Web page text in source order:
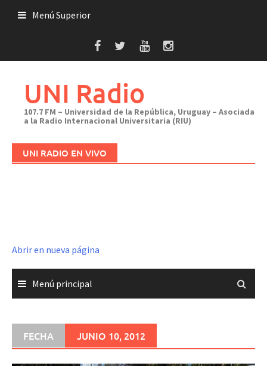
Menú Superior
UNI Radio
107.7 FM – Universidad de la República, Uruguay – Asociada
a la Radio Internacional Universitaria (RIU)
UNI RADIO EN VIVO
Abrir en nueva página
Menú principal
FECHA JUNIO 10, 2012